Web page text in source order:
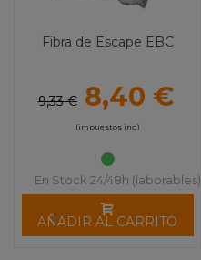
Fibra de Escape EBC
9,33 € 8,40 €
(impuestos inc.)
En Stock 24/48h (laborables)
AÑADIR AL CARRITO